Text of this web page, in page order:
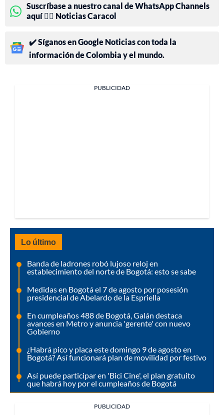
Suscríbase a nuestro canal de WhatsApp Channels
aquí 👉🏻 Noticias Caracol
✔️ Síganos en Google Noticias con toda la
información de Colombia y el mundo.
PUBLICIDAD
Lo último
Banda de ladrones robó lujoso reloj en
establecimiento del norte de Bogotá: esto se sabe
Medidas en Bogotá el 7 de agosto por posesión
presidencial de Abelardo de la Espriella
En cumpleaños 488 de Bogotá, Galán destaca
avances en Metro y anuncia 'gerente' con nuevo
Gobierno
¿Habrá pico y placa este domingo 9 de agosto en
Bogotá? Así funcionará plan de movilidad por festivo
Así puede participar en 'Bici Cine', el plan gratuito
que habrá hoy por el cumpleaños de Bogotá
PUBLICIDAD